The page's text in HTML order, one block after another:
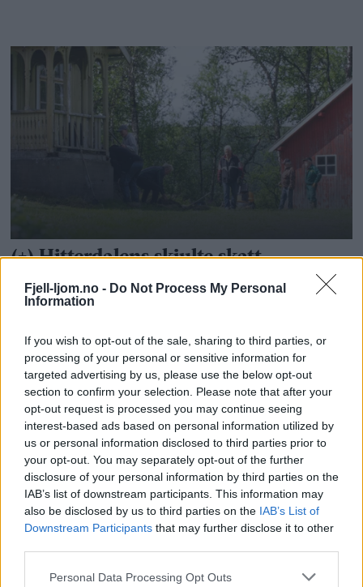
Fjell-ljom.no - Do Not Process My Personal
Information
If you wish to opt-out of the sale, sharing to third parties, or
processing of your personal or sensitive information for
targeted advertising by us, please use the below opt-out
section to confirm your selection. Please note that after your
opt-out request is processed you may continue seeing
interest-based ads based on personal information utilized by
us or personal information disclosed to third parties prior to
your opt-out. You may separately opt-out of the further
disclosure of your personal information by third parties on the
IAB’s list of downstream participants. This information may
also be disclosed by us to third parties on the IAB’s List of
Downstream Participants that may further disclose it to other
Personal Data Processing Opt Outs